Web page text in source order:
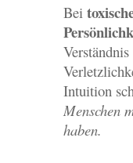
Bei
Intuition
Menschen
haben.